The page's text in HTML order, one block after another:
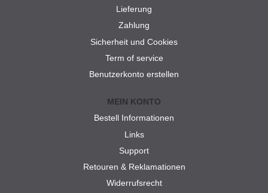
Lieferung
Zahlung
Sicherheit und Cookies
Term of service
Benutzerkonto erstellen
MEIN KONTO
Bestell Informationen
Links
Support
Retouren & Reklamationen
Widerrufsrecht